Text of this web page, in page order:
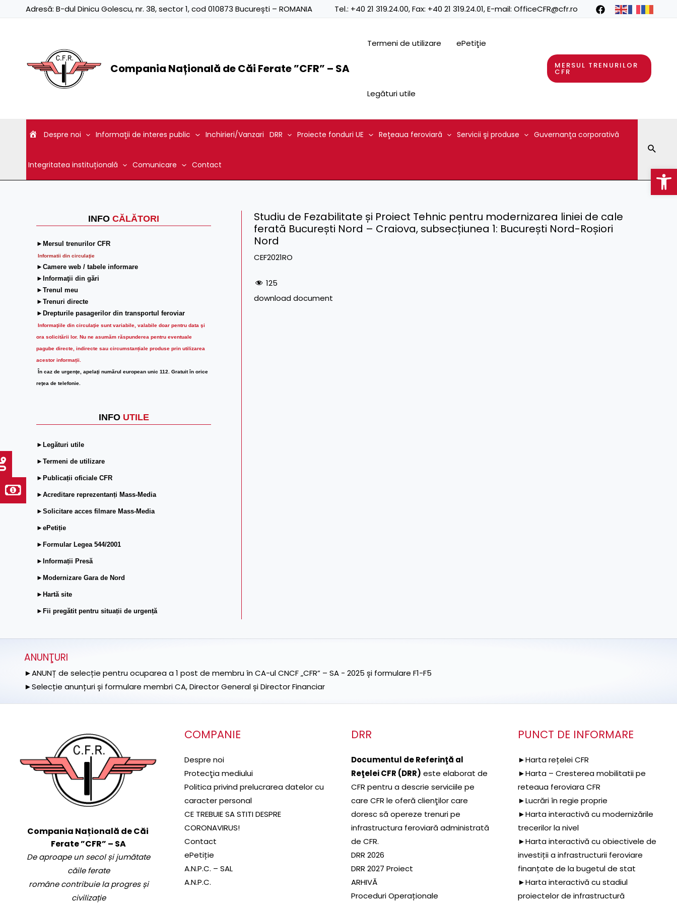
Adresă: B-dul Dinicu Golescu, nr. 38, sector 1, cod 010873 București – ROMANIA Tel.: +40 21 319.24.00, Fax: +40 21 319.24.01, E-mail: OfficeCFR@cfr.ro
Compania Națională de Căi Ferate ”CFR” – SA
Termeni de utilizare ePetiţie
Legături utile
MERSUL TRENURILOR
CFR
Despre noi Informaţii de interes public Inchirieri/Vanzari DRR Proiecte fonduri UE Reţeaua feroviară Servicii şi produse Guvernanţa corporativă
Integritatea instituțională Comunicare Contact
INFO CĂLĂTORI
►Mersul trenurilor CFR
Informatii din circulaţie
►Camere web / tabele informare
►Informaţii din gări
►Trenul meu
►Trenuri directe
►Drepturile pasagerilor din transportul feroviar
Informaţiile din circulaţie sunt variabile, valabile doar pentru data şi
ora solicitării lor. Nu ne asumăm răspunderea pentru eventuale
pagube directe, indirecte sau circumstanțiale produse prin utilizarea
acestor informații.
În caz de urgenţe, apelaţi numărul european unic 112. Gratuit în orice
reţea de telefonie.
INFO UTILE
►Legături utile
►Termeni de utilizare
►Publicații oficiale CFR
►Acreditare reprezentanți Mass-Media
►Solicitare acces filmare Mass-Media
►ePetiție
►Formular Legea 544/2001
►Informații Presă
►Modernizare Gara de Nord
►Hartă site
►Fii pregătit pentru situații de urgență
Studiu de Fezabilitate și Proiect Tehnic pentru modernizarea liniei de cale
ferată București Nord – Craiova, subsecțiunea 1: București Nord-Roșiori
Nord
CEF2021RO
125
download document
ANUNŢURI
►ANUNȚ de selecție pentru ocuparea a 1 post de membru în CA-ul CNCF „CFR” – SA - 2025 și formulare F1-F5
►Selecție anunțuri și formulare membri CA, Director General și Director Financiar
Compania Națională de Căi
Ferate ”CFR” – SA
De aproape un secol și jumătate
căile ferate
române contribuie la progres și
civilizație
COMPANIE
Despre noi
Protecţia mediului
Politica privind prelucrarea datelor cu
caracter personal
CE TREBUIE SA STITI DESPRE
CORONAVIRUS!
Contact
ePetiție
A.N.P.C. – SAL
A.N.P.C.
DRR
Documentul de Referinţă al
Reţelei CFR (DRR) este elaborat de
CFR pentru a descrie serviciile pe
care CFR le oferă clienţilor care
doresc să opereze trenuri pe
infrastructura feroviară administrată
de CFR.
DRR 2026
DRR 2027 Proiect
ARHIVĂ
Proceduri Operaționale
PUNCT DE INFORMARE
►Harta rețelei CFR
►Harta – Cresterea mobilitatii pe
reteaua feroviara CFR
►Lucrări în regie proprie
►Harta interactivă cu modernizările
trecerilor la nivel
►Harta interactivă cu obiectivele de
investiții a infrastructurii feroviare
finanțate de la bugetul de stat
►Harta interactivă cu stadiul
proiectelor de infrastructură